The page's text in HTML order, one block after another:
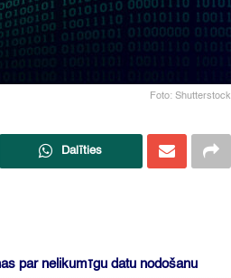
Foto: Shutterstock
Dalīties
par nelikumīgu datu nodošanu